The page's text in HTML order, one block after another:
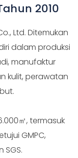
2010
Ltd. Ditemukan
dalam produksi
manufaktur
kulit, perawatan
㎡, termasuk
GMPC,
SGS.